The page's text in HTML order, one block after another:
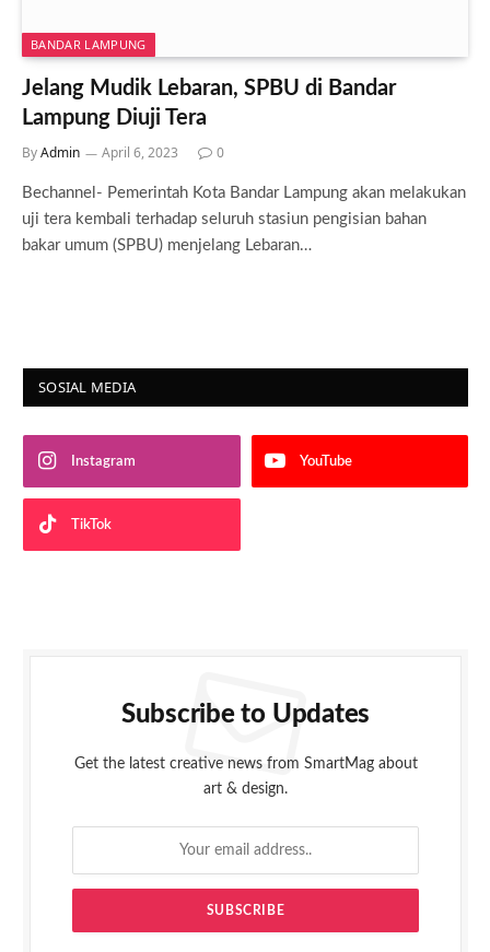
BANDAR LAMPUNG
Jelang Mudik Lebaran, SPBU di Bandar
Lampung Diuji Tera
ByAdmin April 6, 2023 0
Bechannel- Pemerintah Kota Bandar Lampung akan melakukan
uji tera kembali terhadap seluruh stasiun pengisian bahan
bakar umum (SPBU) menjelang Lebaran…
SOSIAL MEDIA
Instagram YouTube
TikTok
Subscribe to Updates
Get the latest creative news from SmartMag about
art & design.